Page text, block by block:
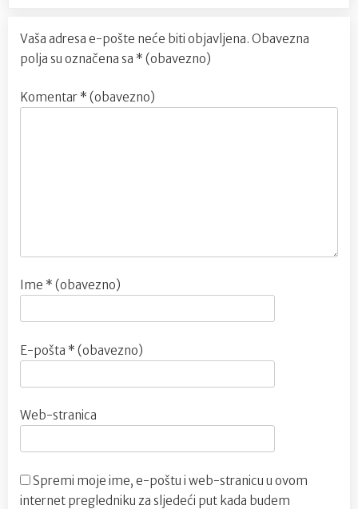
Vaša adresa e-pošte neće biti objavljena. Obavezna
polja su označena sa * (obavezno)
Komentar * (obavezno)
Ime * (obavezno)
E-pošta * (obavezno)
Web-stranica
Spremi moje ime, e-poštu i web-stranicu u ovom
internet pregledniku za sljedeći put kada budem